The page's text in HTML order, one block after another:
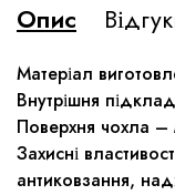
Опис
Матеріал
Внутрішня
Поверхня чохла –
Захисні
антиковзання,